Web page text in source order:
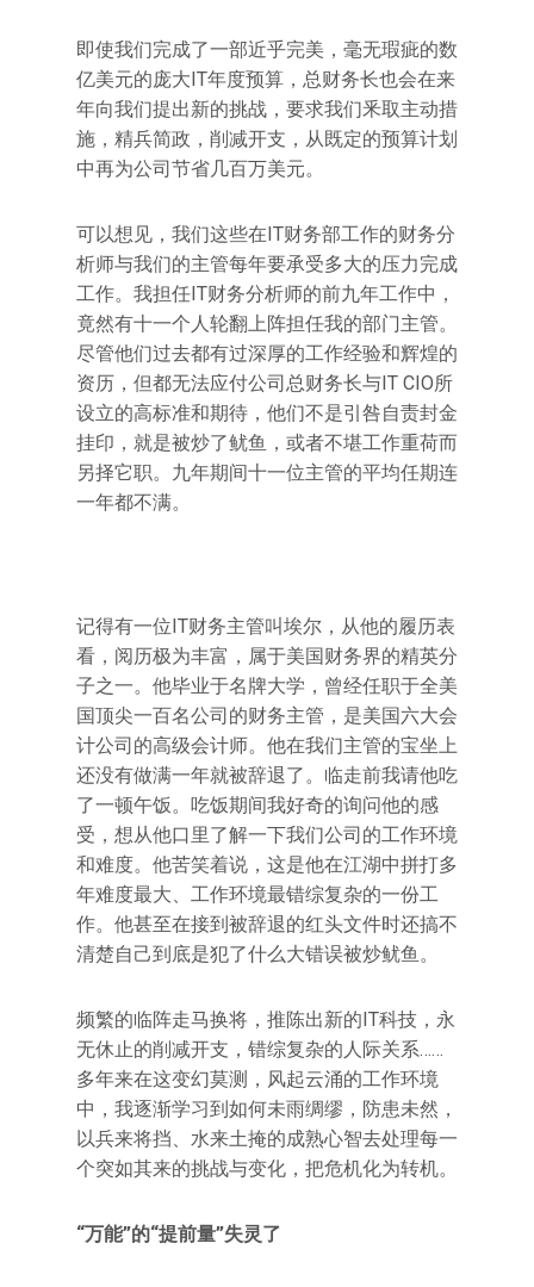
即使我们完成了一部近乎完美，毫无瑕疵的数
亿美元的庞大IT年度预算，总财务长也会在来
年向我们提出新的挑战，要求我们釆取主动措
施，精兵简政，削减开支，从既定的预算计划
中再为公司节省几百万美元。
可以想见，我们这些在IT财务部工作的财务分
析师与我们的主管每年要承受多大的压力完成
工作。我担任IT财务分析师的前九年工作中，
竟然有十一个人轮翻上阵担任我的部门主管。
尽管他们过去都有过深厚的工作经验和辉煌的
资历，但都无法应付公司总财务长与IT CIO所
设立的高标准和期待，他们不是引咎自责封金
挂印，就是被炒了鱿鱼，或者不堪工作重荷而
另择它职。九年期间十一位主管的平均任期连
一年都不满。
记得有一位IT财务主管叫埃尔，从他的履历表
看，阅历极为丰富，属于美国财务界的精英分
子之一。他毕业于名牌大学，曾经任职于全美
国顶尖一百名公司的财务主管，是美国六大会
计公司的高级会计师。他在我们主管的宝坐上
还没有做满一年就被辞退了。临走前我请他吃
了一顿午饭。吃饭期间我好奇的询问他的感
受，想从他口里了解一下我们公司的工作环境
和难度。他苦笑着说，这是他在江湖中拼打多
年难度最大、工作环境最错综复杂的一份工
作。他甚至在接到被辞退的红头文件时还搞不
清楚自己到底是犯了什么大错误被炒鱿鱼。
频繁的临阵走马换将，推陈出新的IT科技，永
无休止的削减开支，错综复杂的人际关系……
多年来在这变幻莫测，风起云涌的工作环境
中，我逐渐学习到如何未雨绸缪，防患未然，
以兵来将挡、水来土掩的成熟心智去处理每一
个突如其来的挑战与变化，把危机化为转机。
“万能”的“提前量”失灵了